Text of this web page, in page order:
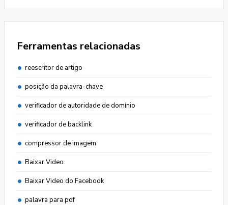
Ferramentas relacionadas
reescritor de artigo
posição da palavra-chave
verificador de autoridade de domínio
verificador de backlink
compressor de imagem
Baixar Video
Baixar Video do Facebook
palavra para pdf